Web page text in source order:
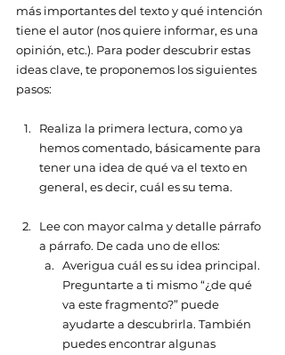
más importantes del texto y qué intención
tiene el autor (nos quiere informar, es una
opinión, etc.). Para poder descubrir estas
ideas clave, te proponemos los siguientes
pasos:
Realiza la primera lectura, como ya
hemos comentado, básicamente para
tener una idea de qué va el texto en
general, es decir, cuál es su tema.
Lee con mayor calma y detalle párrafo
a párrafo. De cada uno de ellos:
Averigua cuál es su idea principal.
Preguntarte a ti mismo “¿de qué
va este fragmento?” puede
ayudarte a descubrirla. También
puedes encontrar algunas